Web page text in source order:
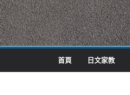
首頁 日文家教